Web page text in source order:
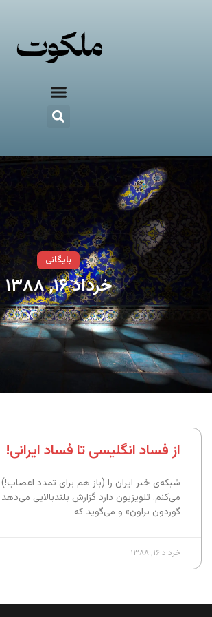
بایگانی
خرداد ۱۶, ۱۳۸۸
از فساد انگلیسی تا فساد ایرانی!
شبکه‌ی خبر ایران را (باز هم برای تمدد اعصاب!)
می‌کنم. تلویزیون دارد گزارش بلندبالایی
گوردون براون» و می‌گوید که
خرداد ۱۶, ۱۳۸۸